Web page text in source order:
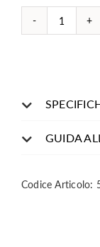
Fuji
GUIDA
Codice Articolo: